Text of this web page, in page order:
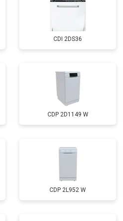
от 1100 ₽ Заказать
бесплатно Заказать
CDI 2DS36
CDP 2D1149 W
CDP 2L952 W